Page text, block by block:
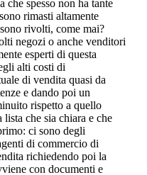
che spesso non ha tante
rimasti altamente
rivolti, come mai?
negozi o anche venditori
esperti di questa
alti costi di
di vendita quasi da
e dando poi un
rispetto a quello
che sia chiara e che
ci sono degli
di commercio di
richiedendo poi la
con documenti e